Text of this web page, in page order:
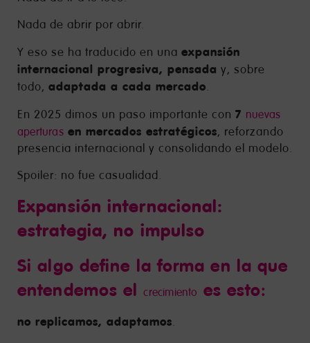
Nada de abrir por abrir.
Y eso se ha traducido en una expansión
internacional progresiva, pensada y, sobre
todo, adaptada a cada mercado.
En 2025 dimos un paso importante con 7 nuevas
aperturasen mercados estratégicos, reforzando
presencia internacional y consolidando el modelo.
Spoiler: no fue casualidad.
Expansión internacional:
estrategia, no impulso
Si algo define la forma en la que
entendemos elcrecimiento es esto:
no replicamos, adaptamos.